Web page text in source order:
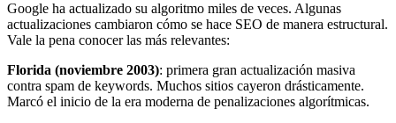
Google ha actualizado su algoritmo miles de veces. Algunas
actualizaciones cambiaron cómo se hace SEO de manera estructural.
Vale la pena conocer las más relevantes:
Florida (noviembre 2003): primera gran actualización masiva
contra spam de keywords. Muchos sitios cayeron drásticamente.
Marcó el inicio de la era moderna de penalizaciones algorítmicas.